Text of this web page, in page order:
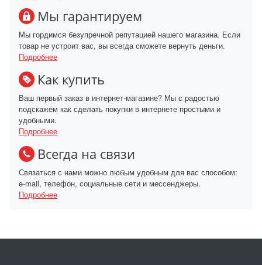
Мы гарантируем
Мы гордимся безупречной репутацией нашего магазина. Если
товар не устроит вас, вы всегда сможете вернуть деньги.
Подробнее
Как купить
Ваш первый заказ в интернет-магазине? Мы с радостью
подскажем как сделать покупки в интернете простыми и
удобными.
Подробнее
Всегда на связи
Связаться с нами можно любым удобным для вас способом:
e-mail, телефон, социальные сети и мессенджеры.
Подробнее